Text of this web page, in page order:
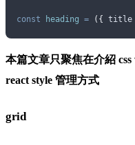
const heading = ({ title
本篇文章只聚焦在介紹
react style 管理方式
grid